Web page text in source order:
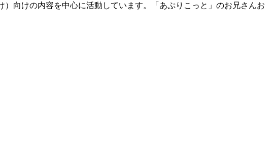
向けの内容を中心に活動しています。「あぷりこっと」のお兄さんお